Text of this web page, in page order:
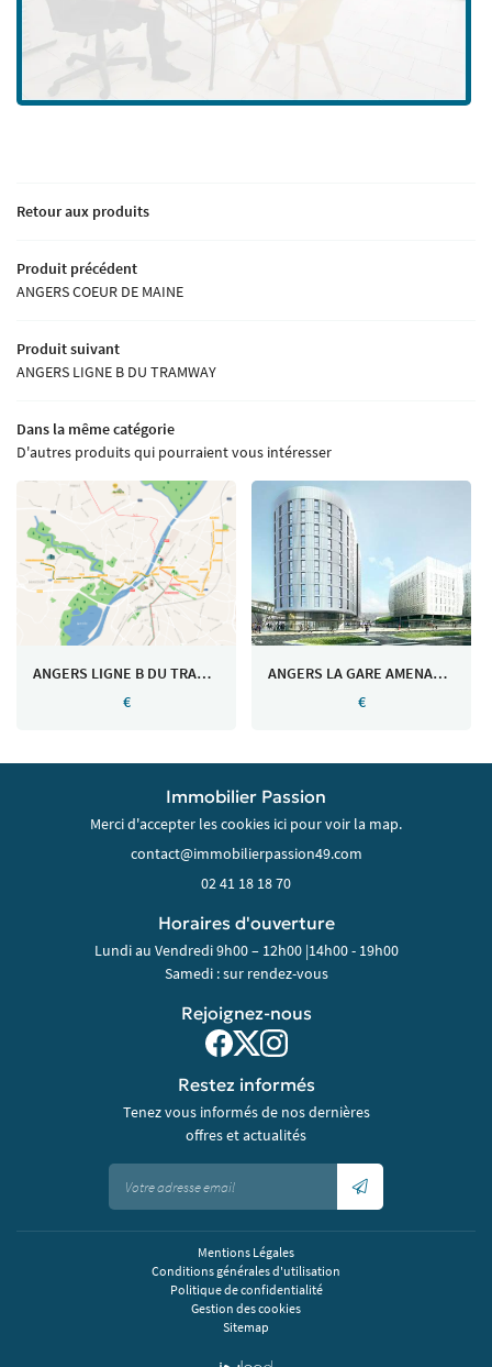
- SUIVI
- ESTIMATION
Retour aux produits
Produit précédent
ANGERS COEUR DE MAINE
Produit suivant
ANGERS LIGNE B DU TRAMWAY
Dans la même catégorie
D'autres produits qui pourraient vous intéresser
ANGERS LIGNE B DU TRAMWAY
€
ANGERS LA GARE AMENAGEMENTS FUTURS
€
Immobilier Passion
Merci d'accepter les cookies ici pour voir la map.
02 41 18 18 70
Horaires d'ouverture
Lundi au Vendredi 9h00 – 12h00 |14h00 - 19h00
Samedi : sur rendez-vous
Rejoignez-nous
Restez informés
Tenez vous informés de nos dernières
offres et actualités
Mentions Légales
Conditions générales d'utilisation
Politique de confidentialité
Gestion des cookies
Sitemap